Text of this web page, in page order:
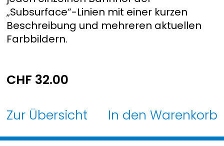
„Subsurface“-Linien mit einer kurzen
Beschreibung und mehreren aktuellen
Farbbildern.
CHF 32.00
Zur Übersicht In den Warenkorb